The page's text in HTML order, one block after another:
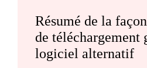
Résumé de la
de
logiciel alternatif